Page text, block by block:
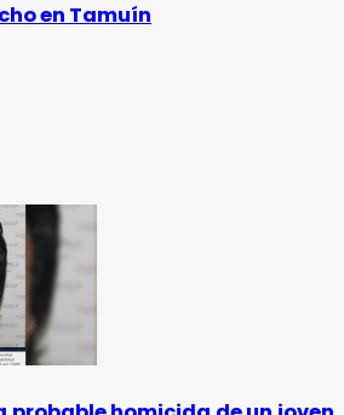
en Tamuín